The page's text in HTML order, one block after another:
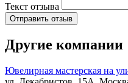
Текст отзыва
Отправить отзыв
Другие компании
Ювелирная мастерская на